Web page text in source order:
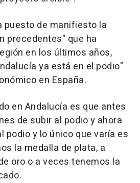
puesto de manifiesto la
precedentes" que ha
en los últimos años,
ya está en el podio"
en España.
en Andalucía es que antes
de subir al podio y ahora
podio y lo único que varía es
la medalla de plata, a
oro o a veces tenemos la